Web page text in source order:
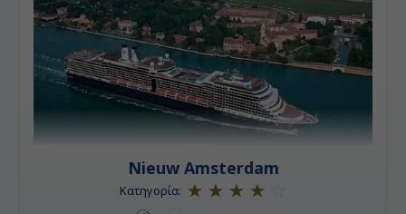
Nieuw Amsterdam
Κατηγορία: